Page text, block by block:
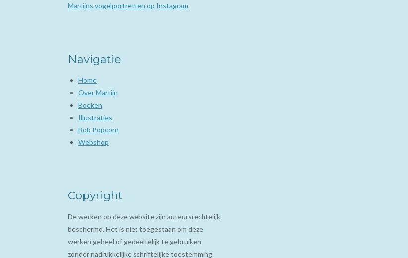
Martijns vogelportretten op Instagram
Navigatie
Home
Over Martijn
Boeken
Illustraties
Bob Popcorn
Webshop
Copyright
De werken op deze website zijn auteursrechtelijk
beschermd. Het is niet toegestaan om deze
werken geheel of gedeeltelijk te gebruiken
zonder nadrukkelijke schriftelijke toestemming